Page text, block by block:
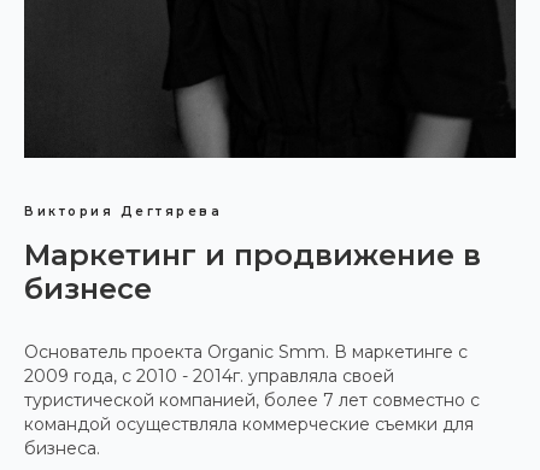
Виктория Дегтярева
Маркетинг и продвижение в
бизнесе
Основатель проекта Organic Smm. В маркетинге с
2009 года, с 2010 - 2014г. управляла своей
туристической компанией, более 7 лет совместно с
командой осуществляла коммерческие съемки для
бизнеса.